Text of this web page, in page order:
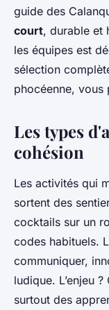
guide des
court, durable et
les équipes est
sélection
phocéenne, vous
Les types
cohésion
Les activités qui
sortent des
cocktails sur un
codes habituels.
communiquer,
ludique. L’enjeu
surtout des